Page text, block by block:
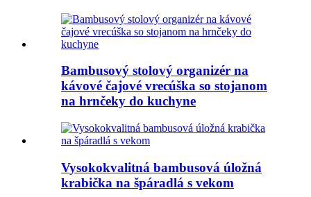
Bambusový stolový organizér na
kávové čajové vrecúška so stojanom
na hrnčeky do kuchyne
Vysokokvalitná bambusová úložná
krabička na špáradlá s vekom